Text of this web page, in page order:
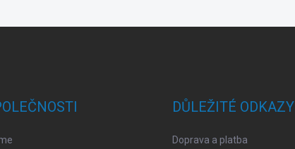
DŮLEŽITÉ ODKAZY
Doprava a platba